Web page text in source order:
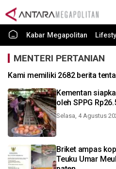
Kabar Megapolitan
MENTERI PERTANIAN
Kami memiliki 2682 berita
Kementan
oleh SPPG
Selasa, 4 Agustus
Briket ampas
Teuku Umar